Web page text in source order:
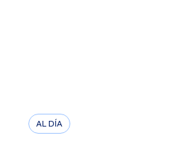
AL DÍA